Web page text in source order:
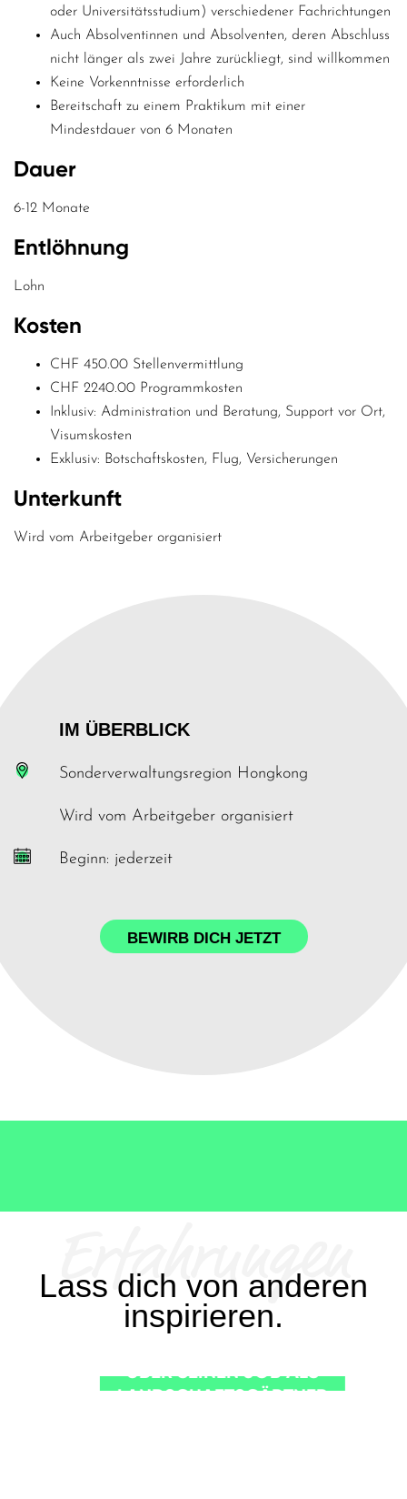
oder Universitätsstudium) verschiedener Fachrichtungen
Auch Absolventinnen und Absolventen, deren Abschluss
nicht länger als zwei Jahre zurückliegt, sind willkommen
Keine Vorkenntnisse erforderlich
Bereitschaft zu einem Praktikum mit einer
Mindestdauer von 6 Monaten
Dauer
6-12 Monate
Entlöhnung
Lohn
Kosten
CHF 450.00 Stellenvermittlung
CHF 2240.00 Programmkosten
Inklusiv: Administration und Beratung, Support vor Ort,
Visumskosten
Exklusiv: Botschaftskosten, Flug, Versicherungen
Unterkunft
Wird vom Arbeitgeber organisiert
IM ÜBERBLICK
Sonderverwaltungsregion Hongkong
Wird vom Arbeitgeber organisiert
Beginn: jederzeit
BEWIRB DICH JETZT
Erfahrungen
Lass dich von anderen
inspirieren.
ÜBER SEINEN JOB ALS
LANDSCHAFTSGÄRTNER